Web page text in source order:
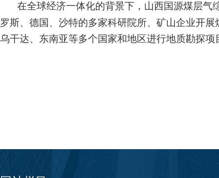
在全球经济一体化的背景下，山西国源煤层气
罗斯、德国、沙特的多家科研院所、矿山企业开
乌干达、东南亚等多个国家和地区进行地质勘探项